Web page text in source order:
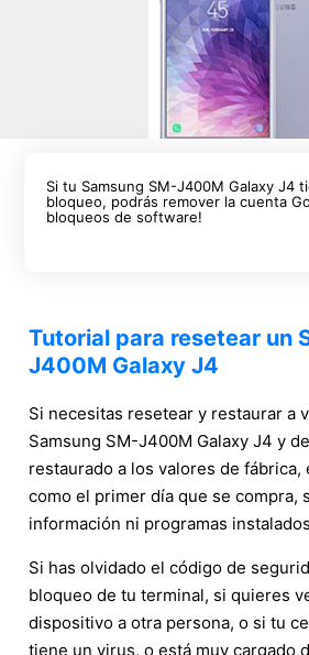
Si tu Samsung SM-J400M Galaxy J4
bloqueo, podrás remover la cuenta
bloqueos de software!
Tutorial para resetear un
J400M Galaxy J4
Si necesitas resetear y restaurar a
Samsung SM-J400M Galaxy J4 y
restaurado a los valores de
como el primer día que se compra,
información ni programas
Si has olvidado el código de
bloqueo de tu terminal, si quieres
dispositivo a otra persona, o si tu
tiene un virus, o está muy cargado